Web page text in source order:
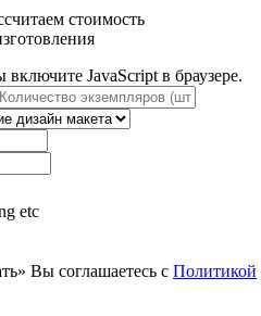
стоимость
JavaScript в браузере.
etc
Вы соглашаетесь с Политикой